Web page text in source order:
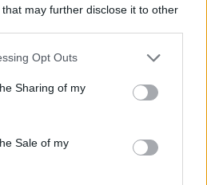
that may further disclose it to other
Opt Outs
Sharing of my
Sale of my